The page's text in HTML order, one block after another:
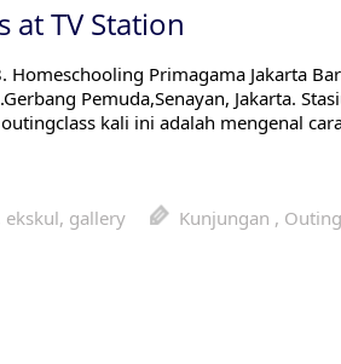
at TV Station
Homeschooling Primagama Jakarta
Pemuda,Senayan, Jakarta.
kali ini adalah mengenal
ekskul, gallery Kunjungan ,